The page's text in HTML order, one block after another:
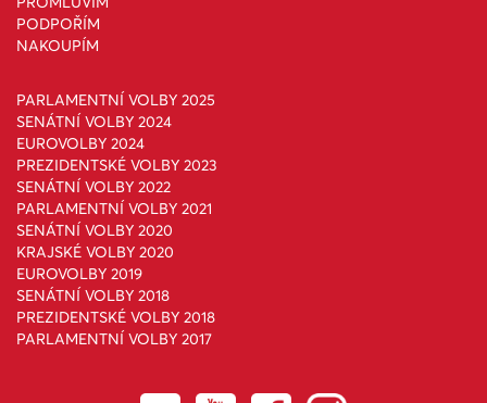
PODPOŘÍM
NAKOUPÍM
PARLAMENTNÍ VOLBY 2025
SENÁTNÍ VOLBY 2024
EUROVOLBY 2024
PREZIDENTSKÉ VOLBY 2023
SENÁTNÍ VOLBY 2022
PARLAMENTNÍ VOLBY 2021
SENÁTNÍ VOLBY 2020
KRAJSKÉ VOLBY 2020
EUROVOLBY 2019
SENÁTNÍ VOLBY 2018
PREZIDENTSKÉ VOLBY 2018
PARLAMENTNÍ VOLBY 2017